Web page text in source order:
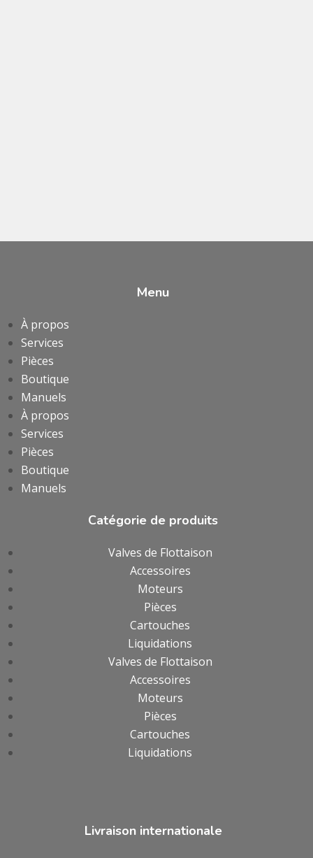
Menu
À propos
Services
Pièces
Boutique
Manuels
À propos
Services
Pièces
Boutique
Manuels
Catégorie de produits
Valves de Flottaison
Accessoires
Moteurs
Pièces
Cartouches
Liquidations
Valves de Flottaison
Accessoires
Moteurs
Pièces
Cartouches
Liquidations
Livraison internationale